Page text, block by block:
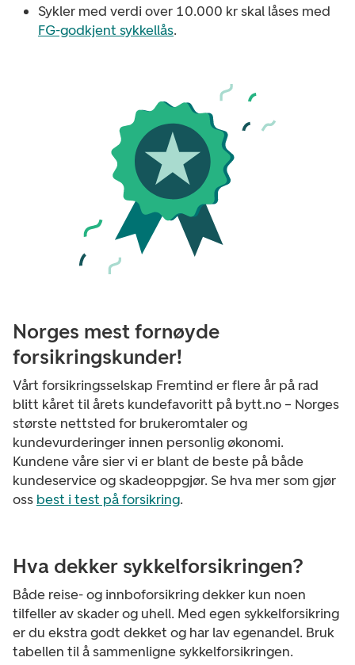
Sykler med verdi over 10.000 kr skal låses med
FG-godkjent sykkellås.
Norges mest fornøyde
forsikringskunder!
Vårt forsikringsselskap Fremtind er flere år på rad
blitt kåret til årets kundefavoritt på bytt.no – Norges
største nettsted for brukeromtaler og
kundevurderinger innen personlig økonomi.
Kundene våre sier vi er blant de beste på både
kundeservice og skadeoppgjør. Se hva mer som gjør
oss best i test på forsikring.
Hva dekker sykkelforsikringen?
Både reise- og innboforsikring dekker kun noen
tilfeller av skader og uhell. Med egen sykkelforsikring
er du ekstra godt dekket og har lav egenandel. Bruk
tabellen til å sammenligne sykkelforsikringen.